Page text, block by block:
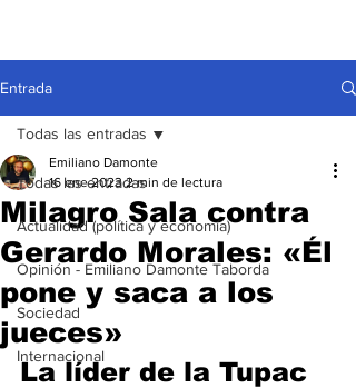
Entrada
Todas las entradas
Actualidad (política y economía)
Opinión - Emiliano Damonte Taborda
Sociedad
Internacional
Todas las entradas
Milagro Sala contra
Gerardo Morales: «Él
pone y saca a los
jueces»
Emiliano Damonte
16 ene 2023 2 min de lectura
La líder de la Tupac